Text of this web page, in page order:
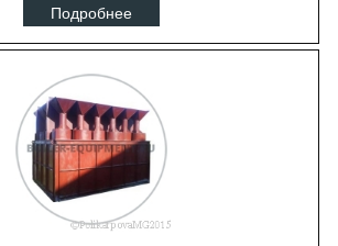
Подробнее